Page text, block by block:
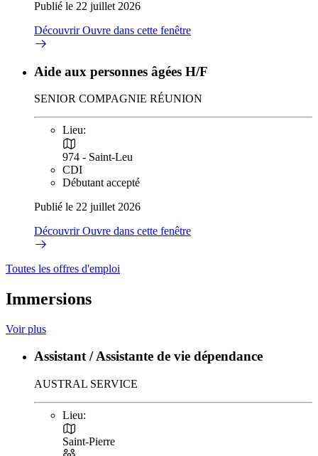
Publié le 22 juillet 2026
DécouvrirOuvre dans cette fenêtre
Aide aux personnes âgées H/F
SENIOR COMPAGNIE RÉUNION
Lieu:
974 - Saint-Leu
CDI
Débutant accepté
Publié le 22 juillet 2026
DécouvrirOuvre dans cette fenêtre
Toutes les offres d'emploi
Immersions
Voir plus
Assistant / Assistante de vie dépendance
AUSTRAL SERVICE
Lieu:
Saint-Pierre